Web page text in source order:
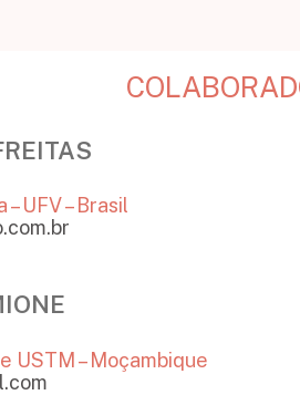
UFV – Brasil
USTM – Moçambique